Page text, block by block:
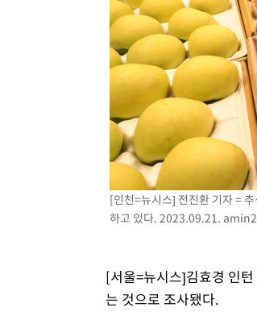
낮 최고 35도 '무더위'…동해안
[속보]이강인 "감독님이 원하는
수도권 40도 육박 '펄펄'…동해안
온열질환 사망자 3명 늘어…누적
강릉에 시간당 81.4㎜ 물폭탄…도
백운산서 80년근 천종산삼 9뿌리
선재도서 해루질 나섰다 실종 60대, 닷
남자 농구, 나고야 아시안게임서 '홈
여수 오동도 해상서 모터보트 전복
극한폭염 한풀 꺾이지만…'낮 최고 35
'최고 37도' 폭염 지속…강원동해안
[속보]뉴욕증시 상승 마감…S&P
[인천=뉴시스] 전진환 기자 =
하고 있다. 2023.09.21.
[서울=뉴시스]김효경 인
는 것으로 조사됐다.